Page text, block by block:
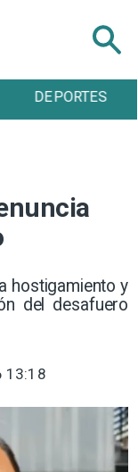
CULTURA
hostigamiento y
del desafuero
13:18